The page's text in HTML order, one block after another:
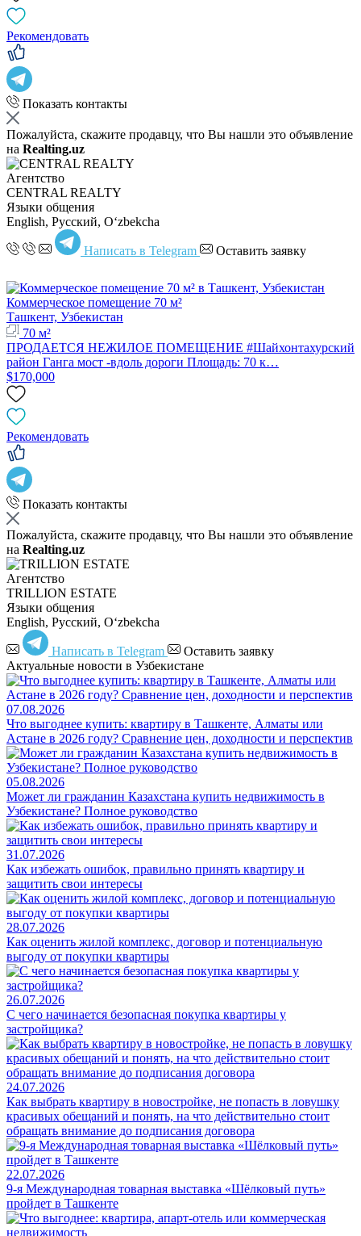
Рекомендовать
Показать контакты
Пожалуйста, скажите продавцу, что Вы нашли это объявление
на Realting.uz
Агентство
CENTRAL REALTY
Языки общения
English, Русский, Oʻzbekcha
Написать в Telegram Оставить заявку
Коммерческое помещение 70 м²
Ташкент, Узбекистан
70 м²
ПРОДАЕТСЯ НЕЖИЛОЕ ПОМЕЩЕНИЕ #Шайхонтахурский
район Ганга мост -вдоль дороги Площадь: 70 к…
$170,000
Рекомендовать
Показать контакты
Пожалуйста, скажите продавцу, что Вы нашли это объявление
на Realting.uz
Агентство
TRILLION ESTATE
Языки общения
English, Русский, Oʻzbekcha
Написать в Telegram
Оставить заявку
Актуальные новости в Узбекистане
07.08.2026
Что выгоднее купить: квартиру в Ташкенте, Алматы или
Астане в 2026 году? Сравнение цен, доходности и перспектив
05.08.2026
Может ли гражданин Казахстана купить недвижимость в
Узбекистане? Полное руководство
31.07.2026
Как избежать ошибок, правильно принять квартиру и
защитить свои интересы
28.07.2026
Как оценить жилой комплекс, договор и потенциальную
выгоду от покупки квартиры
26.07.2026
С чего начинается безопасная покупка квартиры у
застройщика?
24.07.2026
Как выбрать квартиру в новостройке, не попасть в ловушку
красивых обещаний и понять, на что действительно стоит
обращать внимание до подписания договора
22.07.2026
9-я Международная товарная выставка «Шёлковый путь»
пройдет в Ташкенте